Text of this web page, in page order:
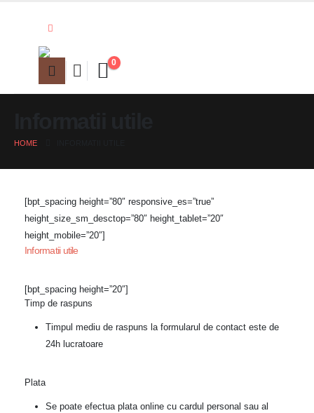
0
HOME
[bpt_spacing height=”80″ responsive_es=”true”
height_size_sm_desctop=”80″ height_tablet=”20″
height_mobile=”20″]
Informatii utile
[bpt_spacing height=”20″]
Timp de raspuns
Timpul mediu de raspuns la formularul de contact este de
24h lucratoare
Plata
Se poate efectua plata online cu cardul personal sau al